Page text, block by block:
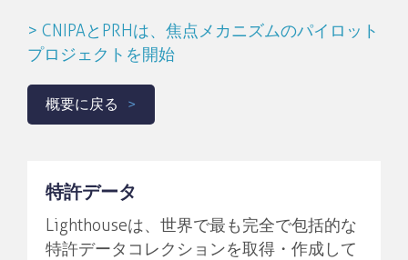
> CNIPAとPRHは、焦点メカニズムのパイロット
プロジェクトを開始
概要に戻る
特許データ
Lighthouseは、世界で最も完全で包括的な
特許データコレクションを取得・作成して